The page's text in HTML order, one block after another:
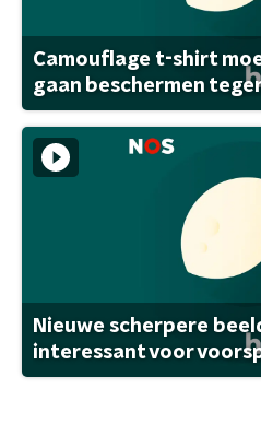
Camouflage t-shirt
gaan beschermen
Nieuwe scherpere
interessant voor